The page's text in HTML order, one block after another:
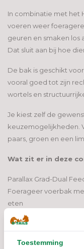
In combinatie met het
voeren weer
geuren en smaken los
Dat sluit aan bij hoe
De bak is geschikt
vooral goed tot zijn
wortels en
Je kiest zelf de
keuzemogelijkheden.
paars, groen en een
Wat zit er in deze
Parallax Grad-Dual
Foerageer voerbak
eten
Herbimals
500 gram berkenbast
Toestemming